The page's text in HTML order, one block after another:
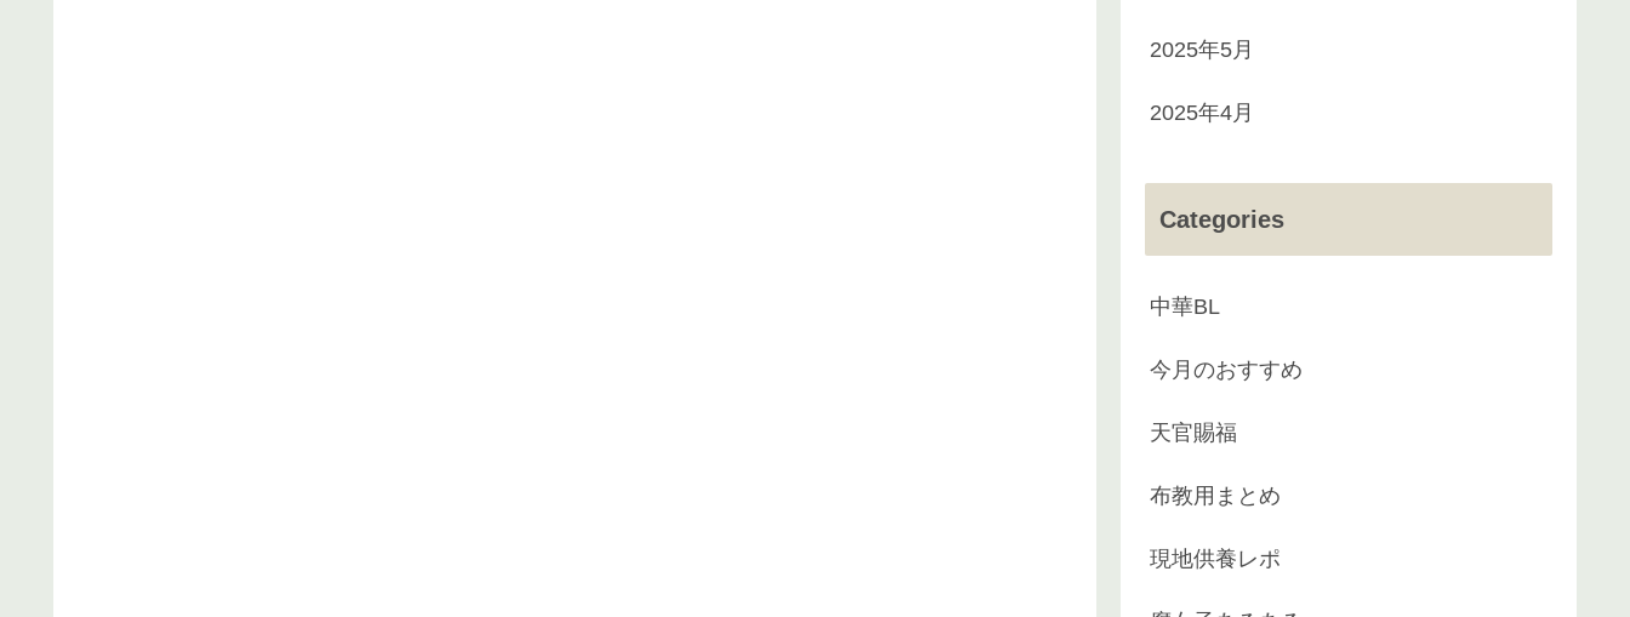
2025年5月
2025年4月
Categories
中華BL
今月のおすすめ
天官賜福
布教用まとめ
現地供養レポ